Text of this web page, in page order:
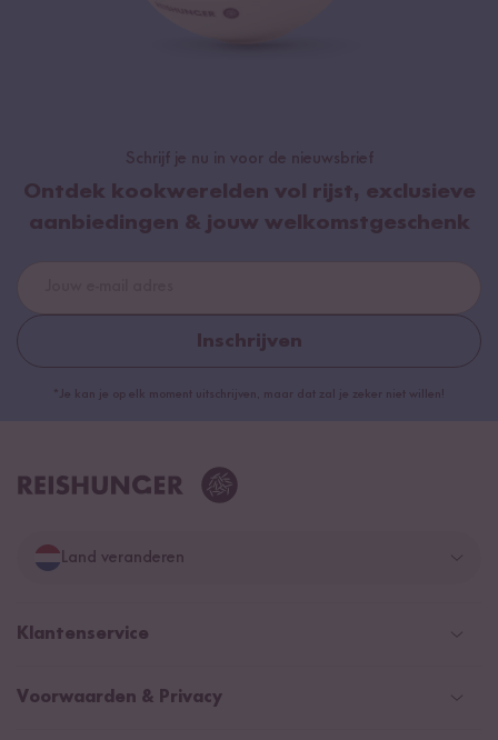
Schrijf je nu in voor de nieuwsbrief
Ontdek kookwerelden vol rijst, exclusieve
aanbiedingen & jouw welkomstgeschenk
Inschrijven
*Je kan je op elk moment uitschrijven, maar dat zal je zeker niet willen!
Land veranderen
Duitsland
Klantenservice
Help Center (FAQ)
Voorwaarden & Privacy